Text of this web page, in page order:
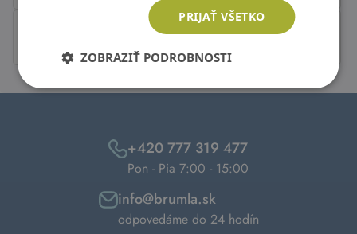
+420 777 319 477
Pon - Pia 7:00 - 15:00
info@brumla.sk
odpovedáme do 24 hodín
PRIJAŤ VŠETKO
ZOBRAZIŤ PODROBNOSTI